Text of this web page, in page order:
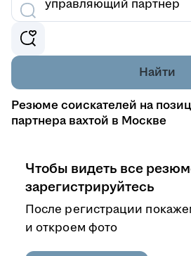
Найти
Резюме соискателей на
партнера вахтой в Москве
Чтобы видеть все
зарегистрируйтесь
После регистрации
и откроем фото